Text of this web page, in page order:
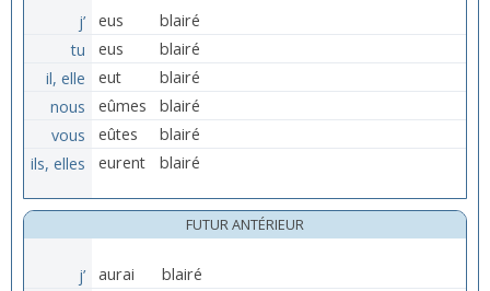
j’ eus
blairé
tu
eus
blairé
il, elle
eut
blairé
nous
eûmes
blairé
vous
eûtes
blairé
ils, elles
eurent blairé
FUTUR ANTÉRIEUR
j’ aurai
blairé